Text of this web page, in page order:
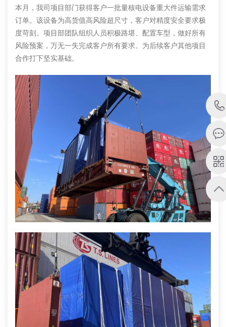
本月，我司项目部门获得客户一批量核电设备重大件运输需求
订单。该设备为高货值高风险超尺寸，客户对精度安全要求极
度苛刻。项目部团队组织人员积极路堪、配置车型，做好所有
风险预案，万无一失完成客户所有要求。为后续客户其他项目
合作打下坚实基础。